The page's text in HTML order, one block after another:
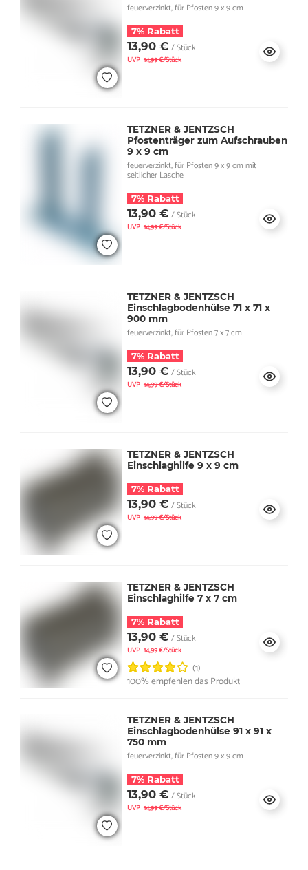
feuerverzinkt, für Pfosten 9 x 9 cm
7% Rabatt
13,90 € / Stück
UVP 14,99 €/Stück
TETZNER & JENTZSCH
Pfostenträger zum Aufschrauben
9 x 9 cm
feuerverzinkt, für Pfosten 9 x 9 cm mit
seitlicher Lasche
7% Rabatt
13,90 € / Stück
UVP 14,99 €/Stück
TETZNER & JENTZSCH
Einschlagbodenhülse 71 x 71 x
900 mm
feuerverzinkt, für Pfosten 7 x 7 cm
7% Rabatt
13,90 € / Stück
UVP 14,99 €/Stück
TETZNER & JENTZSCH
Einschlaghilfe 9 x 9 cm
7% Rabatt
13,90 € / Stück
UVP 14,99 €/Stück
TETZNER & JENTZSCH
Einschlaghilfe 7 x 7 cm
7% Rabatt
13,90 € / Stück
UVP 14,99 €/Stück
(1)
100% empfehlen das Produkt
TETZNER & JENTZSCH
Einschlagbodenhülse 91 x 91 x
750 mm
feuerverzinkt, für Pfosten 9 x 9 cm
7% Rabatt
13,90 € / Stück
UVP 14,99 €/Stück